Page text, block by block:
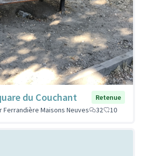
du Couchant
Retenue
Ferrandière Maisons Neuves
32 10